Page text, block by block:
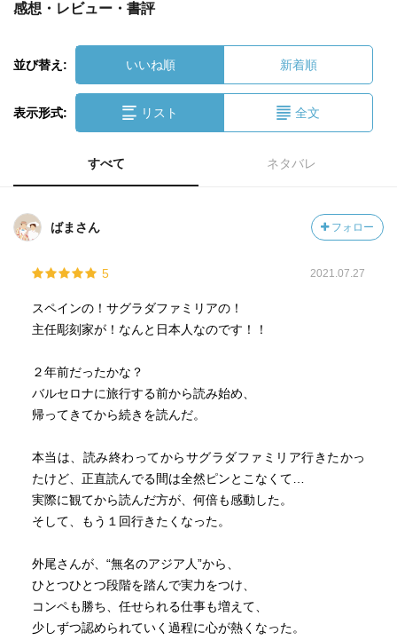
感想・レビュー・書評
並び替え: いいね順 新着順
表示形式: リスト 全文
すべて ネタバレ
ばまさん フォロー
5 2021.07.27
スペインの！サグラダファミリアの！
主任彫刻家が！なんと日本人なのです！！
２年前だったかな？
バルセロナに旅行する前から読み始め、
帰ってきてから続きを読んだ。
本当は、読み終わってからサグラダファミリア行きたかっ
たけど、正直読んでる間は全然ピンとこなくて…
実際に観てから読んだ方が、何倍も感動した。
そして、もう１回行きたくなった。
外尾さんが、“無名のアジア人”から、
ひとつひとつ段階を踏んで実力をつけ、
コンペも勝ち、任せられる仕事も増えて、
少しずつ認められていく過程に心が熱くなった。